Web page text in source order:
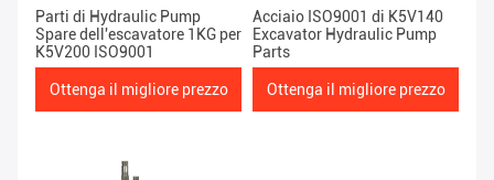
Parti di Hydraulic Pump
Spare dell'escavatore 1KG per
K5V200 ISO9001
Ottenga il migliore prezzo
Acciaio ISO9001 di K5V140
Excavator Hydraulic Pump
Parts
Ottenga il migliore prezzo